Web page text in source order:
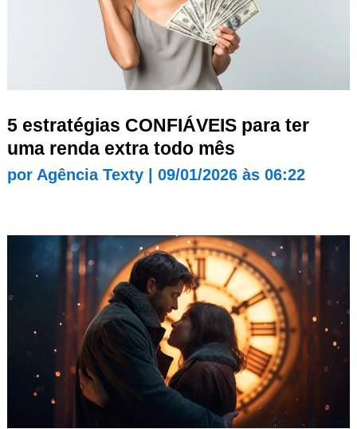
5 estratégias CONFIÁVEIS para ter
uma renda extra todo mês
por Agência Texty| 09/01/2026 às 06:22